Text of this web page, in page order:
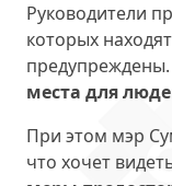
Руководители
которых
места для
При этом мэр
что хочет